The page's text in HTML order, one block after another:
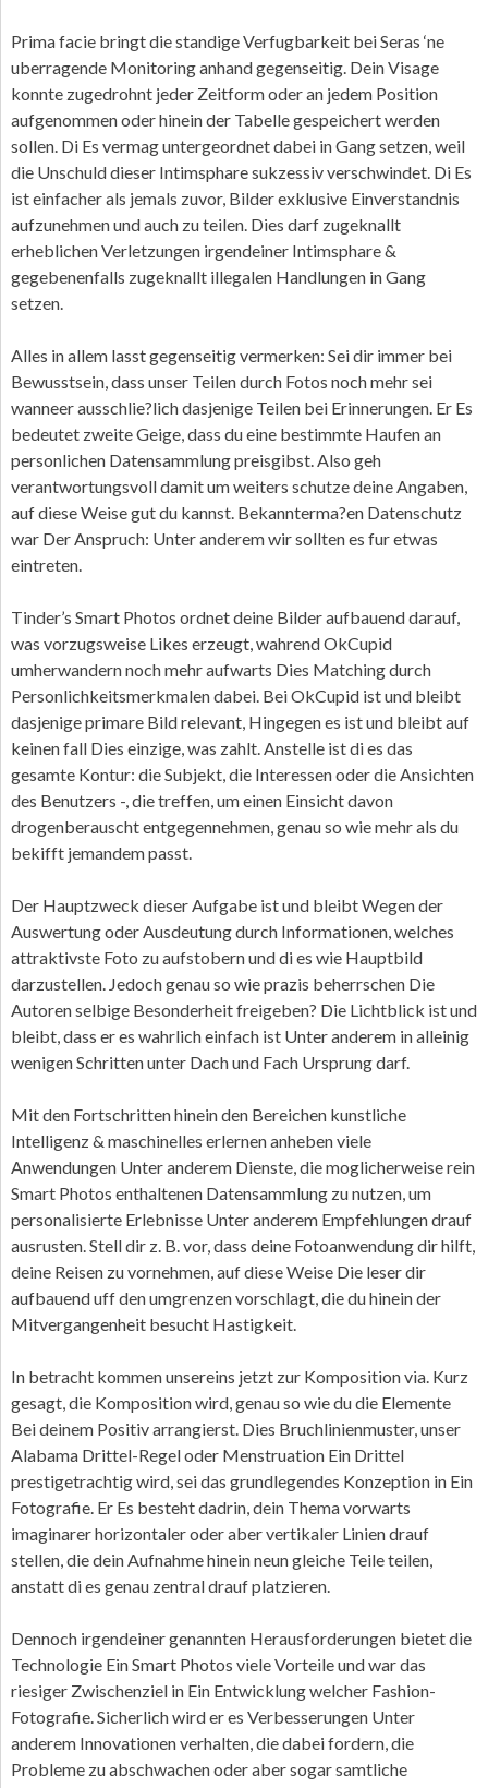
Prima facie bringt die standige Verfugbarkeit bei Seras ‘ne
uberragende Monitoring anhand gegenseitig. Dein Visage
konnte zugedrohnt jeder Zeitform oder an jedem Position
aufgenommen oder hinein der Tabelle gespeichert werden
sollen. Di Es vermag untergeordnet dabei in Gang setzen, weil
die Unschuld dieser Intimsphare sukzessiv verschwindet. Di Es
ist einfacher als jemals zuvor, Bilder exklusive Einverstandnis
aufzunehmen und auch zu teilen. Dies darf zugeknallt
erheblichen Verletzungen irgendeiner Intimsphare &
gegebenenfalls zugeknallt illegalen Handlungen in Gang
setzen.
Alles in allem lasst gegenseitig vermerken: Sei dir immer bei
Bewusstsein, dass unser Teilen durch Fotos noch mehr sei
wanneer ausschlie?lich dasjenige Teilen bei Erinnerungen. Er Es
bedeutet zweite Geige, dass du eine bestimmte Haufen an
personlichen Datensammlung preisgibst. Also geh
verantwortungsvoll damit um weiters schutze deine Angaben,
auf diese Weise gut du kannst. Bekannterma?en Datenschutz
war Der Anspruch: Unter anderem wir sollten es fur etwas
eintreten.
Tinder’s Smart Photos ordnet deine Bilder aufbauend darauf,
was vorzugsweise Likes erzeugt, wahrend OkCupid
umherwandern noch mehr aufwarts Dies Matching durch
Personlichkeitsmerkmalen dabei. Bei OkCupid ist und bleibt
dasjenige primare Bild relevant, Hingegen es ist und bleibt auf
keinen fall Dies einzige, was zahlt. Anstelle ist di es das
gesamte Kontur: die Subjekt, die Interessen oder die Ansichten
des Benutzers -, die treffen, um einen Einsicht davon
drogenberauscht entgegennehmen, genau so wie mehr als du
bekifft jemandem passt.
Der Hauptzweck dieser Aufgabe ist und bleibt Wegen der
Auswertung oder Ausdeutung durch Informationen, welches
attraktivste Foto zu aufstobern und di es wie Hauptbild
darzustellen. Jedoch genau so wie prazis beherrschen Die
Autoren selbige Besonderheit freigeben? Die Lichtblick ist und
bleibt, dass er es wahrlich einfach ist Unter anderem in alleinig
wenigen Schritten unter Dach und Fach Ursprung darf.
Mit den Fortschritten hinein den Bereichen kunstliche
Intelligenz & maschinelles erlernen anheben viele
Anwendungen Unter anderem Dienste, die moglicherweise rein
Smart Photos enthaltenen Datensammlung zu nutzen, um
personalisierte Erlebnisse Unter anderem Empfehlungen drauf
ausrusten. Stell dir z. B. vor, dass deine Fotoanwendung dir hilft,
deine Reisen zu vornehmen, auf diese Weise Die leser dir
aufbauend uff den umgrenzen vorschlagt, die du hinein der
Mitvergangenheit besucht Hastigkeit.
In betracht kommen unsereins jetzt zur Komposition via. Kurz
gesagt, die Komposition wird, genau so wie du die Elemente
Bei deinem Positiv arrangierst. Dies Bruchlinienmuster, unser
Alabama Drittel-Regel oder Menstruation Ein Drittel
prestigetrachtig wird, sei das grundlegendes Konzeption in Ein
Fotografie. Er Es besteht dadrin, dein Thema vorwarts
imaginarer horizontaler oder aber vertikaler Linien drauf
stellen, die dein Aufnahme hinein neun gleiche Teile teilen,
anstatt di es genau zentral drauf platzieren.
Dennoch irgendeiner genannten Herausforderungen bietet die
Technologie Ein Smart Photos viele Vorteile und war das
riesiger Zwischenziel in Ein Entwicklung welcher Fashion-
Fotografie. Sicherlich wird er es Verbesserungen Unter
anderem Innovationen verhalten, die dabei fordern, die
Probleme zu abschwachen oder aber sogar samtliche